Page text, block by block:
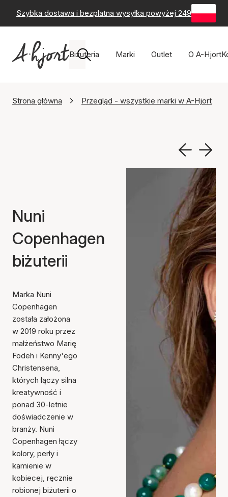
Szybka dostawa i bezpłatna wysyłka powyżej 249 zł -
Biżuteria Marki Outlet O A-Hjort
Strona główna Przegląd - wszystkie marki w A-Hjort
Nuni
Copenhagen
biżuterii
Marka Nuni
Copenhagen
została założona
w 2019 roku przez
małżeństwo Marię
Fodeh i Kenny'ego
Christensena,
których łączy silna
kreatywność i
ponad 30-letnie
doświadczenie w
branży. Nuni
Copenhagen łączy
kolory, perły i
kamienie w
kobiecej, ręcznie
robionej biżuterii o